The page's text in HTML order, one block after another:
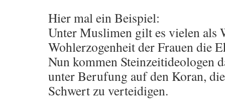
Hier mal ein Beispiel:
Unter Muslimen gilt es vielen als
Wohlerzogenheit der Frauen die
Nun kommen Steinzeitideologen
unter Berufung auf den Koran,
Schwert zu verteidigen.